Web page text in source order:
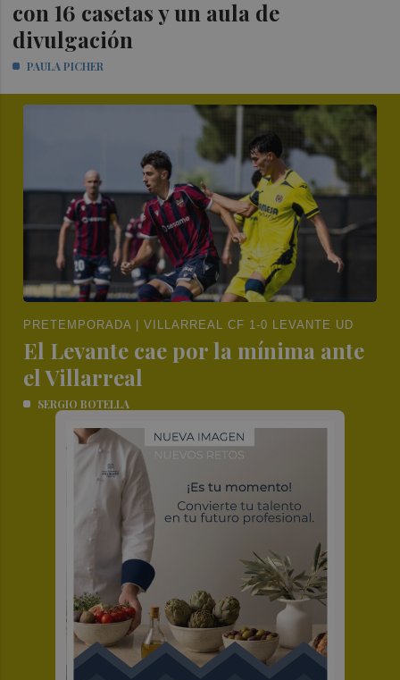
con 16 casetas y un aula de
divulgación
PAULA PICHER
PRETEMPORADA | VILLARREAL CF 1-0 LEVANTE UD
El Levante cae por la mínima ante
el Villarreal
SERGIO BOTELLA